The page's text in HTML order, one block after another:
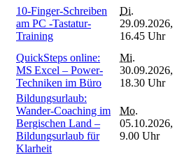
10-Finger-Schreiben
am PC -Tastatur-
Training
Di.
29.09.2026,
16.45 Uhr
QuickSteps online:
MS Excel – Power-
Techniken im Büro
Mi.
30.09.2026,
18.30 Uhr
Bildungsurlaub:
Wander-Coaching im
Bergischen Land –
Bildungsurlaub für
Klarheit
Mo.
05.10.2026,
9.00 Uhr